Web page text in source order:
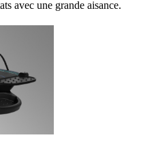
avec une grande aisance.